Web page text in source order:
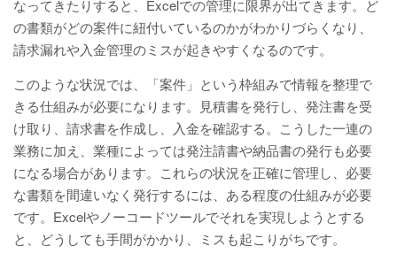
なってきたりすると、Excelでの管理に限界が出てきます。ど
の書類がどの案件に紐付いているのかがわかりづらくなり、
請求漏れや入金管理のミスが起きやすくなるのです。
このような状況では、「案件」という枠組みで情報を整理で
きる仕組みが必要になります。見積書を発行し、発注書を受
け取り、請求書を作成し、入金を確認する。こうした一連の
業務に加え、業種によっては発注請書や納品書の発行も必要
になる場合があります。これらの状況を正確に管理し、必要
な書類を間違いなく発行するには、ある程度の仕組みが必要
です。Excelやノーコードツールでそれを実現しようとする
と、どうしても手間がかかり、ミスも起こりがちです。